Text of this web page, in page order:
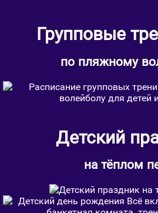
Групповые
по пляжному
Детский
на тёплом